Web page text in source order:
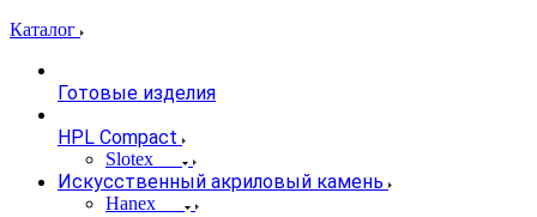
Каталог
Готовые изделия
HPL Compact
Slotex
Искусственный акриловый камень
Hanex